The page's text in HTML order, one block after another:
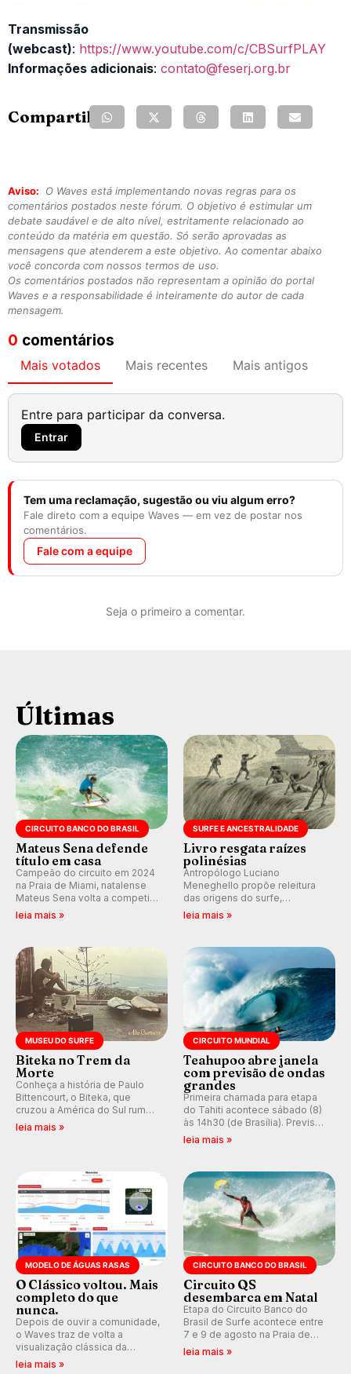
Transmissão
(webcast): https://www.youtube.com/c/CBSurfPLAY
Informações adicionais: contato@feserj.org.br
Compartilhe:
Aviso:
O Waves está implementando novas regras para os
comentários postados neste fórum. O objetivo é estimular um
debate saudável e de alto nível, estritamente relacionado ao
conteúdo da matéria em questão. Só serão aprovadas as
mensagens que atenderem a este objetivo. Ao comentar abaixo
você concorda com nossos termos de uso.
Os comentários postados não representam a opinião do portal
Waves e a responsabilidade é inteiramente do autor de cada
mensagem.
0 comentários
Mais votados Mais recentes Mais antigos
Entre para participar da conversa.
Entrar
Tem uma reclamação, sugestão ou viu algum erro?
Fale direto com a equipe Waves — em vez de postar nos
comentários.
Fale com a equipe
Seja o primeiro a comentar.
Últimas
CIRCUITO BANCO DO BRASIL
Mateus Sena defende
título em casa
Campeão do circuito em 2024
na Praia de Miami, natalense
Mateus Sena volta a competir
em casa em busca de manter a
hegemonia potiguar em etapa
leia mais »
SURFE E ANCESTRALIDADE
Livro resgata raízes
polinésias
Antropólogo Luciano
Meneghello propõe releitura
das origens do surfe,
resgatando a cultura polinésia
e questionando a visão
prática em esporte e indústria.
leia mais »
MUSEU DO SURFE
Biteka no Trem da
Morte
Conheça a história de Paulo
Bittencourt, o Biteka, que
cruzou a América do Sul rumo
ao Pacífico em uma jornada
que se tornou um marco de
leia mais »
CIRCUITO MUNDIAL
Teahupoo abre janela
com previsão de ondas
grandes
Primeira chamada para etapa
do Tahiti acontece sábado (8)
às 14h30 (de Brasília). Previsão
indica swell consistente.
Medina embarca para evento e
Kelly Slater convidado.
leia mais »
MODELO DE ÁGUAS RASAS
O Clássico voltou. Mais
completo do que
nunca.
Depois de ouvir a comunidade,
o Waves traz de volta a
visualização clássica da
previsão de águas rasas,
leia mais »
CIRCUITO BANCO DO BRASIL
Circuito QS
desembarca em Natal
Etapa do Circuito Banco do
Brasil de Surfe acontece entre
7 e 9 de agosto na Praia de
Miami (RN), em disputas
válidas pelo Qualifying Series
leia mais »